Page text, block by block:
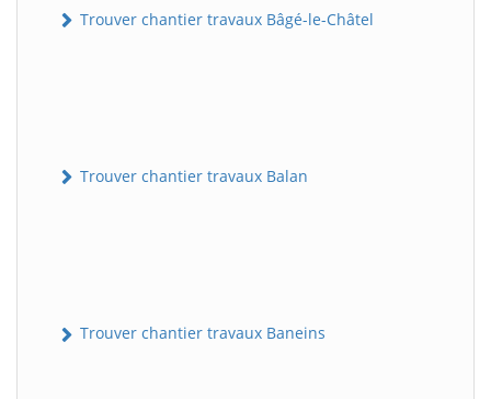
Trouver chantier travaux Bâgé-le-Châtel
Trouver chantier travaux Balan
Trouver chantier travaux Baneins